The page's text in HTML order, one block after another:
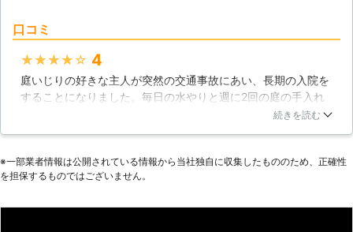
口コミ
★★★★★ 4
庭いじりの好きな主人が突然の交通事故にあい、長期の入院を
することになりました。毎日の水やりと週に2回の庭の手入れ
を行っていたのですが、それが出来なくなりました。私は土い
らおうとのことで、主人が病院からパソコンでやりとりをし、
業者にきてもらいました。主人とメールでやりとりをしていた
続きを読む
※⼀部業者情報は公開されている情報から当社独⾃に収集したもののため、正確性
を担保するものではございません。